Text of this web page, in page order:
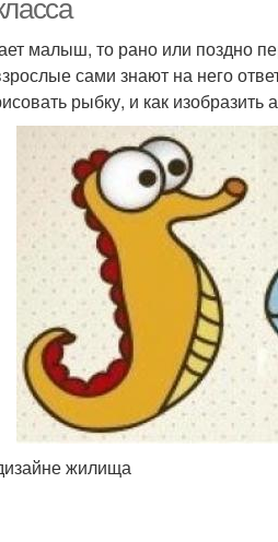
малыш, то рано или поздно
сами знают на него
рыбку, и как изобразить
жилища